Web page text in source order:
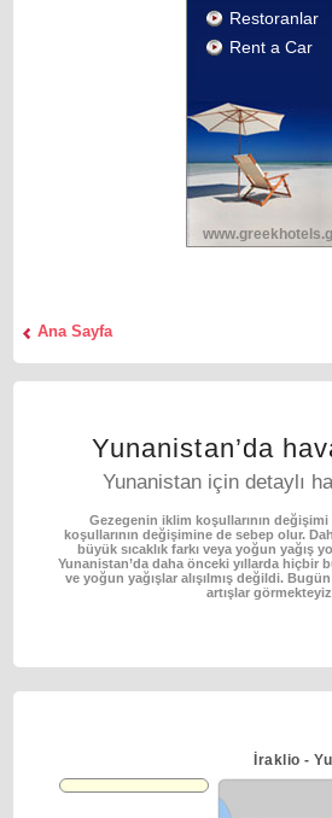
Restoranlar
Rent a Car
Αna Sayfa
Yunanistan’da
Yunanistan için detaylı
Gezegenin iklim koşullarının değişimi
koşullarının değişimine de sebep olur.
büyük sıcaklık farkı veya yoğun yağış
Yunanistan’da daha önceki yıllarda hiçbir
ve yoğun yağışlar alışılmış değildi.
artışlar
İraklio -